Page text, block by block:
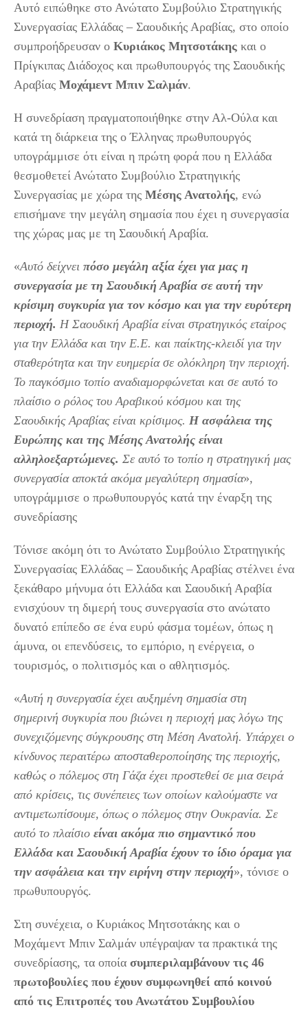
Αυτό ειπώθηκε στο Ανώτατο Συμβούλιο Στρατηγικής
Συνεργασίας Ελλάδας – Σαουδικής Αραβίας, στο οποίο
συμπροήδρευσαν ο Κυριάκος Μητσοτάκης και ο
Πρίγκιπας Διάδοχος και πρωθυπουργός της Σαουδικής
Αραβίας Μοχάμεντ Μπιν Σαλμάν.
Η συνεδρίαση πραγματοποιήθηκε στην Αλ-Ούλα και
κατά τη διάρκεια της ο Έλληνας πρωθυπουργός
υπογράμμισε ότι είναι η πρώτη φορά που η Ελλάδα
θεσμοθετεί Ανώτατο Συμβούλιο Στρατηγικής
Συνεργασίας με χώρα της Μέσης Ανατολής, ενώ
επισήμανε την μεγάλη σημασία που έχει η συνεργασία
της χώρας μας με τη Σαουδική Αραβία.
«Αυτό δείχνει πόσο μεγάλη αξία έχει για μας η
συνεργασία με τη Σαουδική Αραβία σε αυτή την
κρίσιμη συγκυρία για τον κόσμο και για την ευρύτερη
περιοχή. Η Σαουδική Αραβία είναι στρατηγικός εταίρος
για την Ελλάδα και την Ε.Ε. και παίκτης-κλειδί για την
σταθερότητα και την ευημερία σε ολόκληρη την περιοχή.
Το παγκόσμιο τοπίο αναδιαμορφώνεται και σε αυτό το
πλαίσιο ο ρόλος του Αραβικού κόσμου και της
Σαουδικής Αραβίας είναι κρίσιμος. Η ασφάλεια της
Ευρώπης και της Μέσης Ανατολής είναι
αλληλοεξαρτώμενες. Σε αυτό το τοπίο η στρατηγική μας
συνεργασία αποκτά ακόμα μεγαλύτερη σημασία»,
υπογράμμισε ο πρωθυπουργός κατά την έναρξη της
συνεδρίασης
Τόνισε ακόμη ότι το Ανώτατο Συμβούλιο Στρατηγικής
Συνεργασίας Ελλάδας – Σαουδικής Αραβίας στέλνει ένα
ξεκάθαρο μήνυμα ότι Ελλάδα και Σαουδική Αραβία
ενισχύουν τη διμερή τους συνεργασία στο ανώτατο
δυνατό επίπεδο σε ένα ευρύ φάσμα τομέων, όπως η
άμυνα, οι επενδύσεις, το εμπόριο, η ενέργεια, ο
τουρισμός, ο πολιτισμός και ο αθλητισμός.
«Αυτή η συνεργασία έχει αυξημένη σημασία στη
σημερινή συγκυρία που βιώνει η περιοχή μας λόγω της
συνεχιζόμενης σύγκρουσης στη Μέση Ανατολή. Υπάρχει ο
κίνδυνος περαιτέρω αποσταθεροποίησης της περιοχής,
καθώς ο πόλεμος στη Γάζα έχει προστεθεί σε μια σειρά
από κρίσεις, τις συνέπειες των οποίων καλούμαστε να
αντιμετωπίσουμε, όπως ο πόλεμος στην Ουκρανία. Σε
αυτό το πλαίσιο είναι ακόμα πιο σημαντικό που
Ελλάδα και Σαουδική Αραβία έχουν το ίδιο όραμα για
την ασφάλεια και την ειρήνη στην περιοχή», τόνισε ο
πρωθυπουργός.
Στη συνέχεια, ο Κυριάκος Μητσοτάκης και ο
Μοχάμεντ Μπιν Σαλμάν υπέγραψαν τα πρακτικά της
συνεδρίασης, τα οποία συμπεριλαμβάνουν τις 46
πρωτοβουλίες που έχουν συμφωνηθεί από κοινού
από τις Επιτροπές του Ανωτάτου Συμβουλίου